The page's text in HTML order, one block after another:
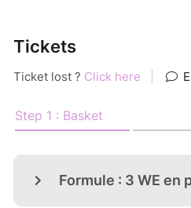
questions-réponses,
s’approcher de notre Être
Cet Être qui est à la fois
Tickets